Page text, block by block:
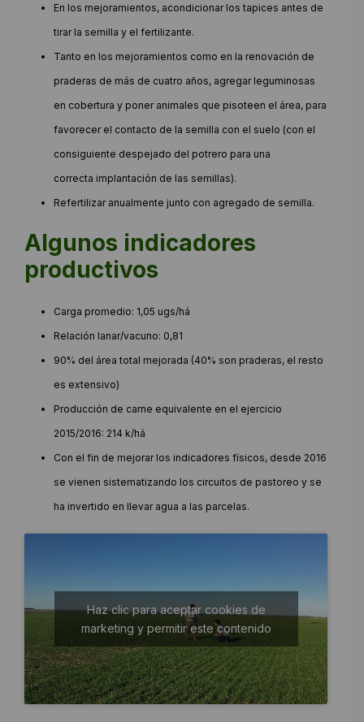
En los mejoramientos, acondicionar los tapices antes de
tirar la semilla y el fertilizante.
Tanto en los mejoramientos como en la renovación de
praderas de más de cuatro años, agregar leguminosas
en cobertura y poner animales que pisoteen el área, para
favorecer el contacto de la semilla con el suelo (con el
consiguiente despejado del potrero para una
correcta implantación de las semillas).
Refertilizar anualmente junto con agregado de semilla.
Algunos indicadores
productivos
Carga promedio: 1,05 ugs/há
Relación lanar/vacuno: 0,81
90% del área total mejorada (40% son praderas, el resto
es extensivo)
Producción de carne equivalente en el ejercicio
2015/2016: 214 k/há
Con el fin de mejorar los indicadores físicos, desde 2016
se vienen sistematizando los circuitos de pastoreo y se
ha invertido en llevar agua a las parcelas.
Haz clic para aceptar cookies de
marketing y permitir este contenido